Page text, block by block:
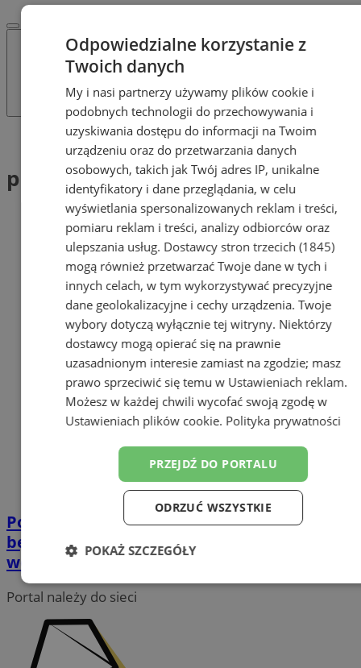
Tag: prognoza pogody
prognoza pogody (1)
Pogoda na Sylwestra i Nowy Rok – jakie
będą pierwsze godziny 2026 roku w
województwie śląskim?
Portal należy do sieci
Odpowiedzialne korzystanie z
Twoich danych
My i nasi partnerzy używamy plików cookie i
podobnych technologii do przechowywania i
uzyskiwania dostępu do informacji na Twoim
urządzeniu oraz do przetwarzania danych
osobowych, takich jak Twój adres IP, unikalne
identyfikatory i dane przeglądania, w celu
wyświetlania spersonalizowanych reklam i treści,
pomiaru reklam i treści, analizy odbiorców oraz
ulepszania usług. Dostawcy stron trzecich (1845)
mogą również przetwarzać Twoje dane w tych i
innych celach, w tym wykorzystywać precyzyjne
dane geolokalizacyjne i cechy urządzenia. Twoje
wybory dotyczą wyłącznie tej witryny. Niektórzy
dostawcy mogą opierać się na prawnie
uzasadnionym interesie zamiast na zgodzie; masz
prawo sprzeciwić się temu w Ustawieniach reklam.
Możesz w każdej chwili wycofać swoją zgodę w
Ustawieniach plików cookie. Polityka prywatności
PRZEJDŹ DO PORTALU
ODRZUĆ WSZYSTKIE
POKAŻ SZCZEGÓŁY
Niezbędne Wydajność Targetowanie
Funkcjonalność